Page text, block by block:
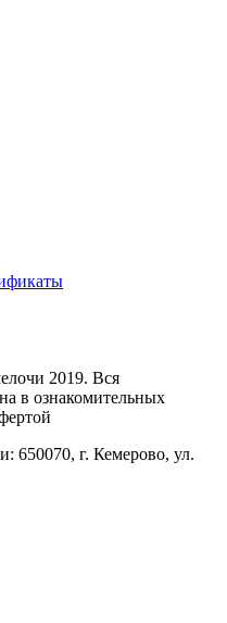
2019. Вся
в ознакомительных
650070, г. Кемерово, ул.